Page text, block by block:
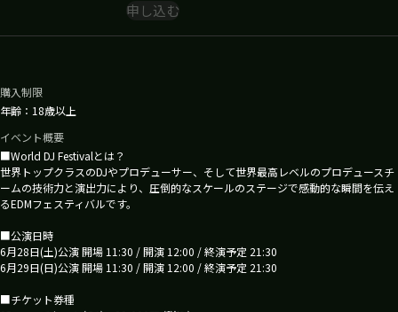
申し込む
購入制限
年齢：18歳以上
イベント概要
■World DJ Festivalとは？
世界トップクラスのDJやプロデューサー、そして世界最高レベルのプロデュースチ
ームの技術力と演出力により、圧倒的なスケールのステージで感動的な瞬間を伝え
るEDMフェスティバルです。
■公演日時
6月28日(土)公演 開場 11:30 / 開演 12:00 / 終演予定 21:30
6月29日(日)公演 開場 11:30 / 開演 12:00 / 終演予定 21:30
■チケット券種